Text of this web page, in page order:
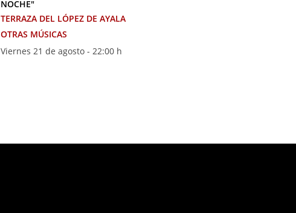
NOCHE"
TERRAZA DEL LÓPEZ DE AYALA
OTRAS MÚSICAS
Viernes 21 de agosto - 22:00 h